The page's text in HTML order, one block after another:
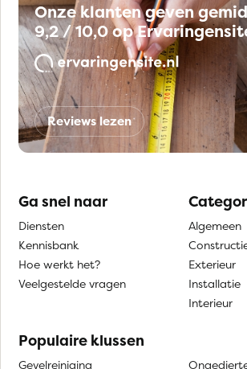
Onze klanten geven
9,2 / 10,0 op
Reviews lezen
Ga snel naar
Diensten
Kennisbank
Hoe werkt het?
Veelgestelde vragen
Algemeen
Exterieur
Installatie
Interieur
Populaire klussen
Gevelreiniging